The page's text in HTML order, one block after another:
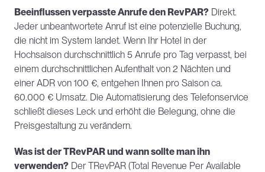
Beeinflussen verpasste Anrufe den RevPAR? Direkt.
Jeder unbeantwortete Anruf ist eine potenzielle Buchung,
die nicht im System landet. Wenn Ihr Hotel in der
Hochsaison durchschnittlich 5 Anrufe pro Tag verpasst, bei
einem durchschnittlichen Aufenthalt von 2 Nächten und
einer ADR von 100 €, entgehen Ihnen pro Saison ca.
60.000 € Umsatz. Die Automatisierung des Telefonservice
schließt dieses Leck und erhöht die Belegung, ohne die
Preisgestaltung zu verändern.
Was ist der TRevPAR und wann sollte man ihn
verwenden? Der TRevPAR (Total Revenue Per Available